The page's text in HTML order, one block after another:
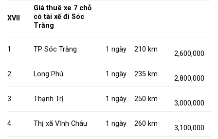
XVII
Giá thuê xe 7 chỗ
có tài xế đi Sóc
Trăng
1 TP Sóc Trăng 1 ngày 210 km
2,600,000
2 Long Phú 1 ngày 235 km
2,800,000
3 Thạnh Trị 1 ngày 250 km
3,000,000
4 Thị xã Vĩnh Châu 1 ngày 260 km
3,100,000